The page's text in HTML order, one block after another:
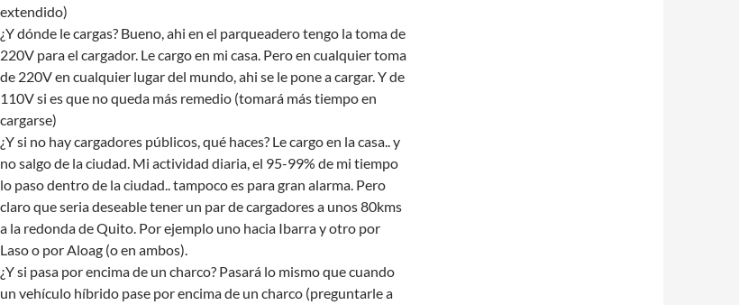
extendido)
¿Y dónde le cargas? Bueno, ahi en el parqueadero tengo la toma de
220V para el cargador. Le cargo en mi casa. Pero en cualquier toma
de 220V en cualquier lugar del mundo, ahi se le pone a cargar. Y de
110V si es que no queda más remedio (tomará más tiempo en
cargarse)
¿Y si no hay cargadores públicos, qué haces? Le cargo en la casa.. y
no salgo de la ciudad. Mi actividad diaria, el 95-99% de mi tiempo
lo paso dentro de la ciudad.. tampoco es para gran alarma. Pero
claro que seria deseable tener un par de cargadores a unos 80kms
a la redonda de Quito. Por ejemplo uno hacia Ibarra y otro por
Laso o por Aloag (o en ambos).
¿Y si pasa por encima de un charco? Pasará lo mismo que cuando
un vehículo híbrido pase por encima de un charco (preguntarle a